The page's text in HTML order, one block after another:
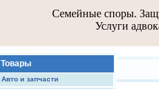
Семейные споры.
Услуги
Товары
Авто и запчасти